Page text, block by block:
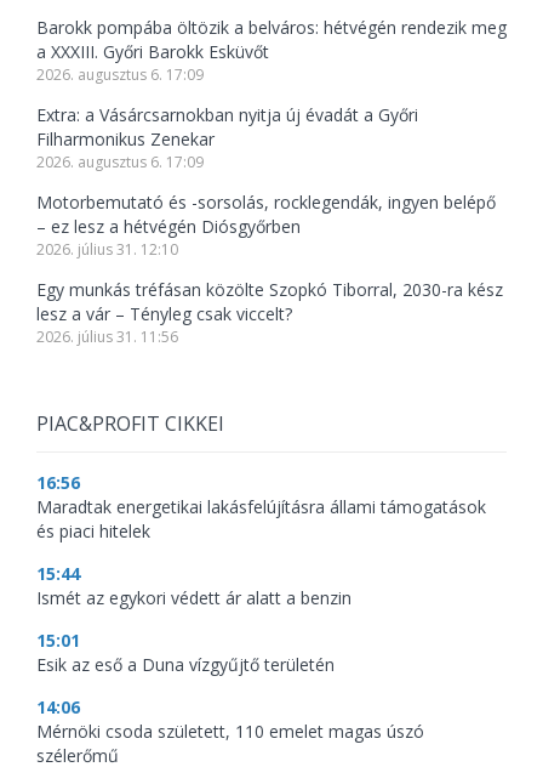
Barokk pompába öltözik a belváros: hétvégén rendezik meg
a XXXIII. Győri Barokk Esküvőt
2026. augusztus 6. 17:09
Extra: a Vásárcsarnokban nyitja új évadát a Győri
Filharmonikus Zenekar
2026. augusztus 6. 17:09
Motorbemutató és -sorsolás, rocklegendák, ingyen belépő
– ez lesz a hétvégén Diósgyőrben
2026. július 31. 12:10
Egy munkás tréfásan közölte Szopkó Tiborral, 2030-ra kész
lesz a vár – Tényleg csak viccelt?
2026. július 31. 11:56
PIAC&PROFIT CIKKEI
16:56
Maradtak energetikai lakásfelújításra állami támogatások
és piaci hitelek
15:44
Ismét az egykori védett ár alatt a benzin
15:01
Esik az eső a Duna vízgyűjtő területén
14:06
Mérnöki csoda született, 110 emelet magas úszó
szélerőmű